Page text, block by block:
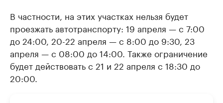
В частности, на этих участках нельзя будет
проезжать автотранспорту: 19 апреля — с 7:00
до 24:00, 20-22 апреля — с 8:00 до 9:30, 23
апреля — с 08:00 до 14:00. Также ограничение
будет действовать с 21 и 22 апреля с 18:30 до
20:00.